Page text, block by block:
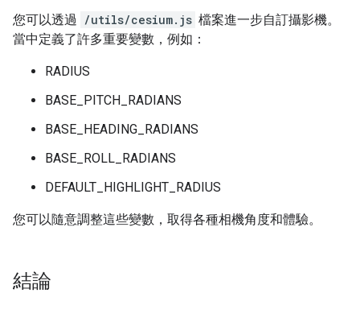
您可以透過 /utils/cesium.js 檔案進一步自訂攝影機。
當中定義了許多重要變數，例如：
RADIUS
BASE_PITCH_RADIANS
BASE_HEADING_RADIANS
BASE_ROLL_RADIANS
DEFAULT_HIGHLIGHT_RADIUS
您可以隨意調整這些變數，取得各種相機角度和體驗。
結論